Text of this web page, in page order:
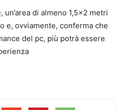
di almeno 1,5×2 metri
e, ovviamente, conferma che
del pc, più potrà essere